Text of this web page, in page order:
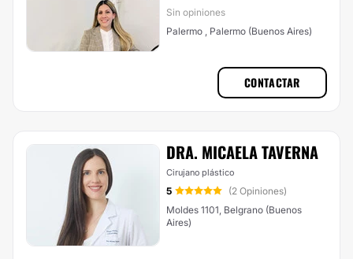
Sin opiniones
Palermo , Palermo (Buenos Aires)
CONTACTAR
DRA. MICAELA TAVERNA
Cirujano plástico
5
(2 Opiniones)
Moldes 1101, Belgrano (Buenos
Aires)